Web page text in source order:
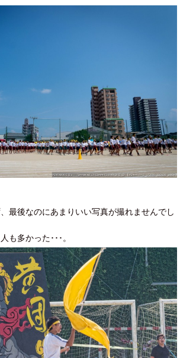
最後なのにあまりいい写真が撮れませんでし
も多かった･･･。